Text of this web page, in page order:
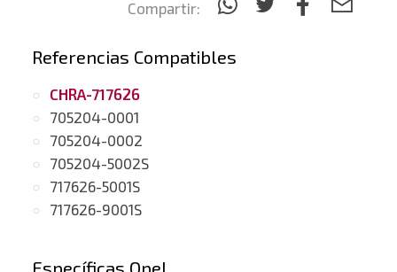
Compartir:
Referencias Compatibles
CHRA-717626
705204-0001
705204-0002
705204-5002S
717626-5001S
717626-9001S